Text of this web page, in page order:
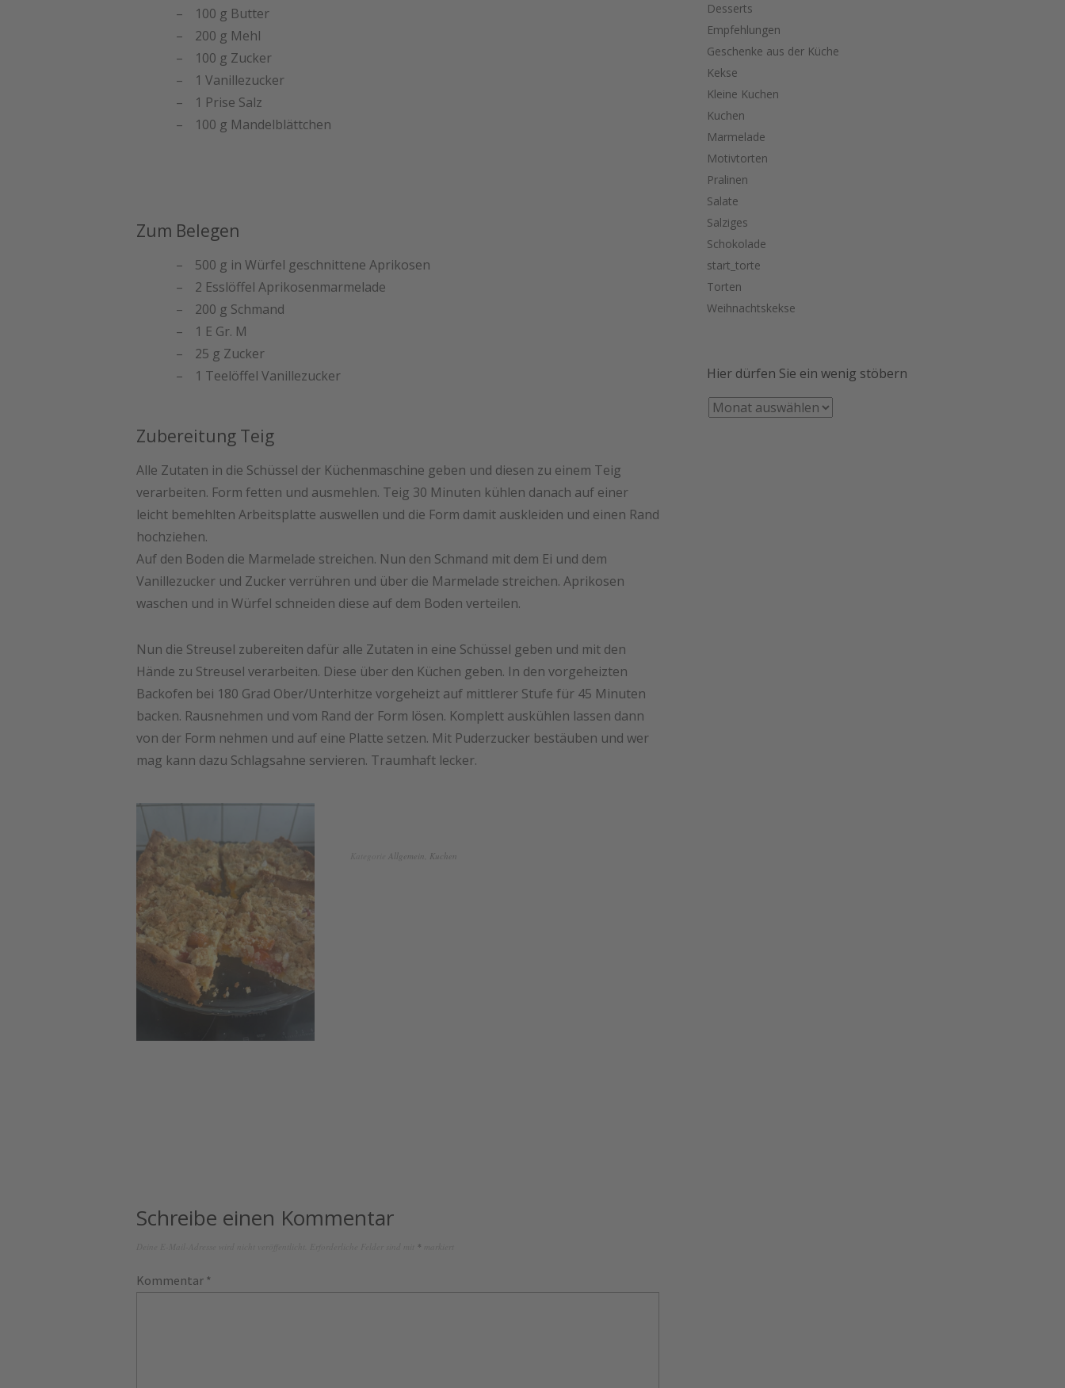
100 g Butter
200 g Mehl
100 g Zucker
1 Vanillezucker
1 Prise Salz
100 g Mandelblättchen
Zum Belegen
500 g in Würfel geschnittene Aprikosen
2 Esslöffel Aprikosenmarmelade
200 g Schmand
1 E Gr. M
25 g Zucker
1 Teelöffel Vanillezucker
Zubereitung Teig
Alle Zutaten in die Schüssel der Küchenmaschine geben und diesen zu einem Teig
verarbeiten. Form fetten und ausmehlen. Teig 30 Minuten kühlen danach auf einer
leicht bemehlten Arbeitsplatte auswellen und die Form damit auskleiden und einen Rand
hochziehen.
Auf den Boden die Marmelade streichen. Nun den Schmand mit dem Ei und dem
Vanillezucker und Zucker verrühren und über die Marmelade streichen. Aprikosen
waschen und in Würfel schneiden diese auf dem Boden verteilen.
Nun die Streusel zubereiten dafür alle Zutaten in eine Schüssel geben und mit den
Hände zu Streusel verarbeiten. Diese über den Küchen geben. In den vorgeheizten
Backofen bei 180 Grad Ober/Unterhitze vorgeheizt auf mittlerer Stufe für 45 Minuten
backen. Rausnehmen und vom Rand der Form lösen. Komplett auskühlen lassen dann
von der Form nehmen und auf eine Platte setzen. Mit Puderzucker bestäuben und wer
mag kann dazu Schlagsahne servieren. Traumhaft lecker.
Allgemein Kuchen
Schreibe einen Kommentar
*
Kommentar *
Desserts
Empfehlungen
Geschenke aus der Küche
Kekse
Kleine Kuchen
Kuchen
Marmelade
Motivtorten
Pralinen
Salate
Salziges
Schokolade
start_torte
Torten
Weihnachtskekse
Hier dürfen Sie ein wenig stöbern